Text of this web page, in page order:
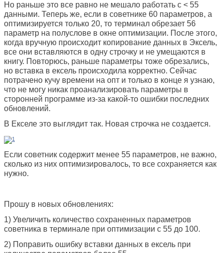
Но раньше это все равно не мешало работать с < 55
данными. Теперь же, если в советнике 60 параметров, а
оптимизируется только 20, то терминал обрезает 56
параметр на полуслове в окне оптимизации. После этого,
когда вручную происходит копирование данных в Эксель,
все они вставляются в одну строчку и не умещаются в
книгу. Повторюсь, раньше параметры тоже обрезались,
но вставка в ексель происходила корректно. Сейчас
потрачено кучу времени на опт и только в конце я узнаю,
что не могу никак проанализировать параметры в
сторонней программе из-за какой-то ошибки последних
обновлений.
В Екселе это выглядит так. Новая строчка не создается.
Если советник содержит менее 55 параметров, не важно,
сколько из них оптимизировалось, то все сохраняется как
нужно.
Прошу в новых обновлениях:
1) Увеличить количество сохраненных параметров
советника в терминале при оптимизации с 55 до 100.
2) Поправить ошибку вставки данных в ексель при